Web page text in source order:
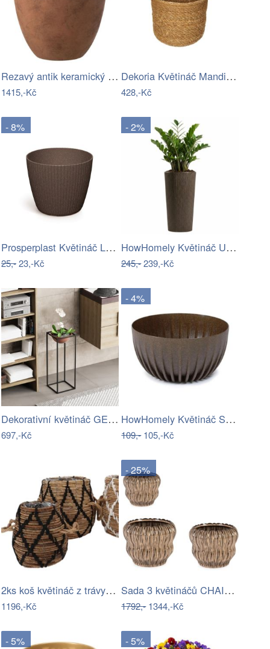
Rezavý antik keramický obal na květináč…
1415,-Kč
Dekoria Květináč Mandis 21cm, 22 x 21 cm
428,-Kč
- 8%
Prosperplast Květináč LAMIE ECOWOOD…
25,-23,-Kč
- 2%
HowHomely Květináč URBANIKA Coffee 36…
245,-239,-Kč
Dekorativní květináč GED-021-B
697,-Kč
- 4%
HowHomely Květináč STRIPPED Eco Coffe…
109,-105,-Kč
2ks koš květináč z trávy s uchy Venice…
1196,-Kč
- 25%
Sada 3 květináčů CHAINAT Hnědá
1792,-1344,-Kč
- 5% - 5%